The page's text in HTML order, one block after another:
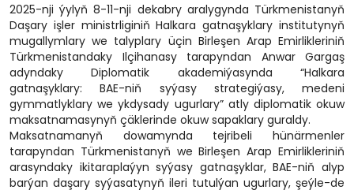
2025-nji ýylyň 8-11-nji dekabry aralygynda Türkmenistanyň
Daşary işler ministrliginiň Halkara gatnaşyklary institutynyň
mugallymlary we talyplary üçin Birleşen Arap Emirlikleriniň
Türkmenistandaky Ilçihanasy tarapyndan Anwar Gargaş
adyndaky Diplomatik akademiýasynda “Halkara
gatnaşyklary: BAE-niň syýasy strategiýasy, medeni
gymmatlyklary we ykdysady ugurlary” atly diplomatik okuw
maksatnamasynyň çäklerinde okuw sapaklary guraldy.
Maksatnamanyň dowamynda tejribeli hünärmenler
tarapyndan Türkmenistanyň we Birleşen Arap Emirlikleriniň
arasyndaky ikitaraplaýyn syýasy gatnaşyklar, BAE-niň alyp
barýan daşary syýasatynyň ileri tutulýan ugurlary, şeýle-de